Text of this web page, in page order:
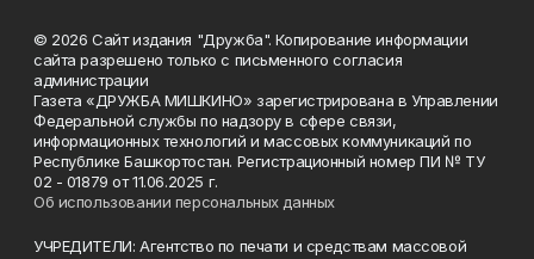
© 2026 Сайт издания "Дружба". Копирование информации
сайта разрешено только с письменного согласия
администрации
Газета «ДРУЖБА МИШКИНО» зарегистрирована в Управлении
Федеральной службы по надзору в сфере связи,
информационных технологий и массовых коммуникаций по
Республике Башкортостан. Регистрационный номер ПИ № ТУ
02 - 01879 от 11.06.2025 г.
Об использовании персональных данных
УЧРЕДИТЕЛИ: Агентство по печати и средствам массовой